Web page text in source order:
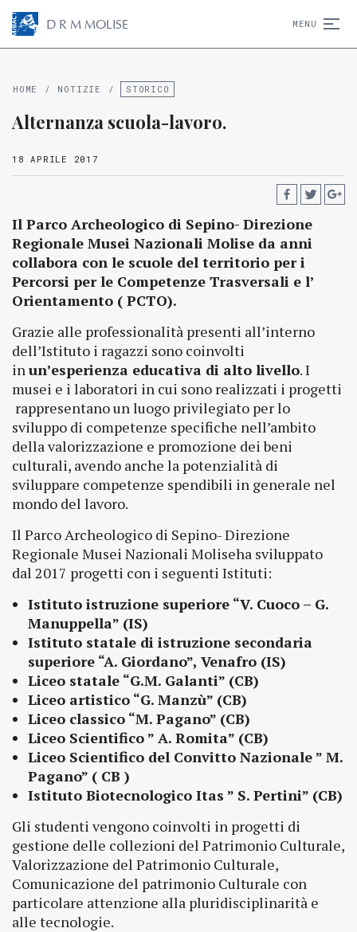
D R M MOLISE MENU
HOME / NOTIZIE / STORICO
Alternanza scuola-lavoro.
18 APRILE 2017
Il Parco Archeologico di Sepino- Direzione
Regionale Musei Nazionali Molise da anni
collabora con le scuole del territorio per i
Percorsi per le Competenze Trasversali e l’
Orientamento ( PCTO).
Grazie alle professionalità presenti all’interno
dell’Istituto i ragazzi sono coinvolti
inun’esperienza educativa di alto livello. I
musei e i laboratori in cui sono realizzati i progetti
rappresentano un luogo privilegiato per lo
sviluppo di competenze specifiche nell’ambito
della valorizzazione e promozione dei beni
culturali, avendo anche la potenzialità di
sviluppare competenze spendibili in generale nel
mondo del lavoro.
Il Parco Archeologico di Sepino- Direzione
Regionale Musei Nazionali Moliseha sviluppato
dal 2017 progetti con i seguenti Istituti:
Istituto istruzione superiore “V. Cuoco – G.
Manuppella” (IS)
Istituto statale di istruzione secondaria
superiore “A. Giordano”, Venafro (IS)
Liceo statale “G.M. Galanti” (CB)
Liceo artistico “G. Manzù” (CB)
Liceo classico “M. Pagano” (CB)
Liceo Scientifico ” A. Romita” (CB)
Liceo Scientifico del Convitto Nazionale ” M.
Pagano” ( CB )
Istituto Biotecnologico Itas ” S. Pertini” (CB)
Gli studenti vengono coinvolti in progetti di
gestione delle collezioni del Patrimonio Culturale,
Valorizzazione del Patrimonio Culturale,
Comunicazione del patrimonio Culturale con
particolare attenzione alla pluridisciplinarità e
alle tecnologie.